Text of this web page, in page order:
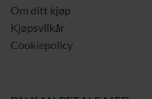
Om ditt kjøp
Kjøpsvilkår
Cookiepolicy